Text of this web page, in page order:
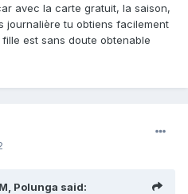
avec la carte gratuit, la saison,
journalière tu obtiens facilement
est sans doute obtenable
Polunga said: